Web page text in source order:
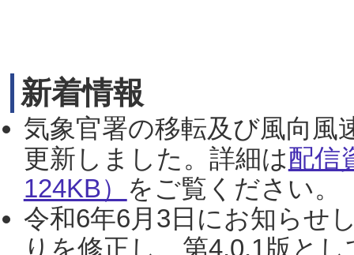
新着情報
気象官署の移転及び風向風
更新しました。詳細は配信
124KB） をご覧ください。
令和6年6月3日にお知らせ
りを修正し、第4.0.1版と